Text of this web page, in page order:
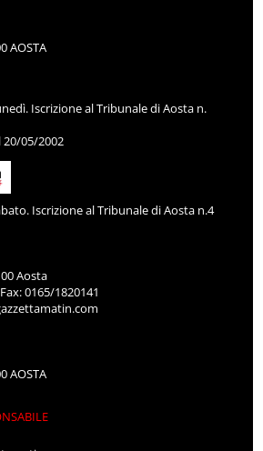
AOSTA
Iscrizione al Tribunale di Aosta n.
05/2002
Iscrizione al Tribunale di Aosta n.4
Aosta
0165/1820141
AOSTA